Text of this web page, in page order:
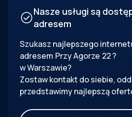
Nasze usługi są
adresem
Szukasz najlepszego
adresem Przy Agorze 22?
w Warszawie?
Zostaw kontakt do siebie,
przedstawimy najlepszą